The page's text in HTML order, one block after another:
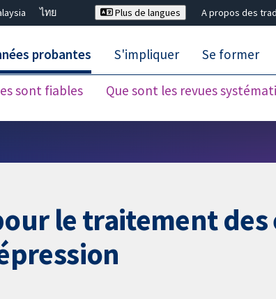
ไทย
Plus de langues A propos des
probantes
sont fiables Que sont les revues
S'impliquer Se former
le traitement